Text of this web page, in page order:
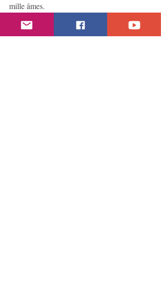
mille âmes.
Actes 8:12
Mais, quand ils eurent cru à